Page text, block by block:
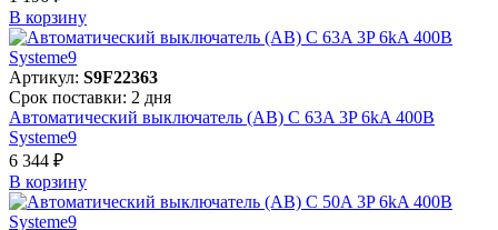
В корзинy
Артикул: S9F22363
Срок поставки: 2 дня
Автоматический выключатель (АВ) C 63A 3P 6kA 400В
Systeme9
6 344 ₽
В корзинy